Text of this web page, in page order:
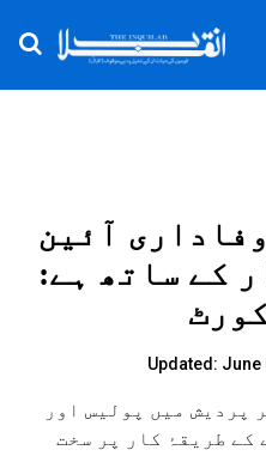
آئین
کے ساتھ ہے:
Updated: June
پردیش میں پولیس اور
کے طریقۂ کار پر سخت